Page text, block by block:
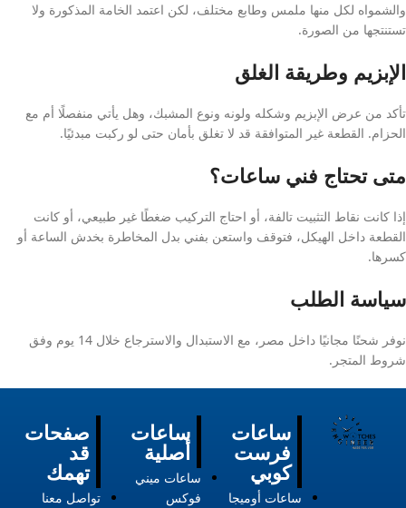
والشمواه لكل منها ملمس وطابع مختلف، لكن اعتمد الخامة المذكورة ولا
تستنتجها من الصورة.
الإبزيم وطريقة الغلق
تأكد من عرض الإبزيم وشكله ولونه ونوع المشبك، وهل يأتي منفصلًا أم مع
الحزام. القطعة غير المتوافقة قد لا تغلق بأمان حتى لو ركبت مبدئيًا.
متى تحتاج فني ساعات؟
إذا كانت نقاط التثبيت تالفة، أو احتاج التركيب ضغطًا غير طبيعي، أو كانت
القطعة داخل الهيكل، فتوقف واستعن بفني بدل المخاطرة بخدش الساعة أو
كسرها.
سياسة الطلب
نوفر شحنًا مجانيًا داخل مصر، مع الاستبدال والاسترجاع خلال 14 يوم وفق
شروط المتجر.
صفحات
قد
تهمك
تواصل معنا
ساعات
أصلية
ساعات ميني
فوكس
ساعات
فرست
كوبي
ساعات أوميجا